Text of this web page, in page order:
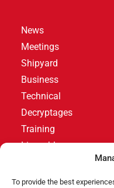
To provide the best
News
Meetings
Shipyard
Business
Technical
Decryptages
Training
Livres blancs
LATEST